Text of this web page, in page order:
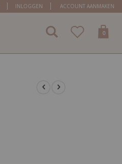
INLOGGEN ACCOUNT AANMAKEN
Cart
0items